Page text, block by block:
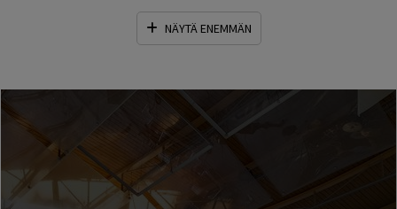
NÄYTÄ ENEMMÄN